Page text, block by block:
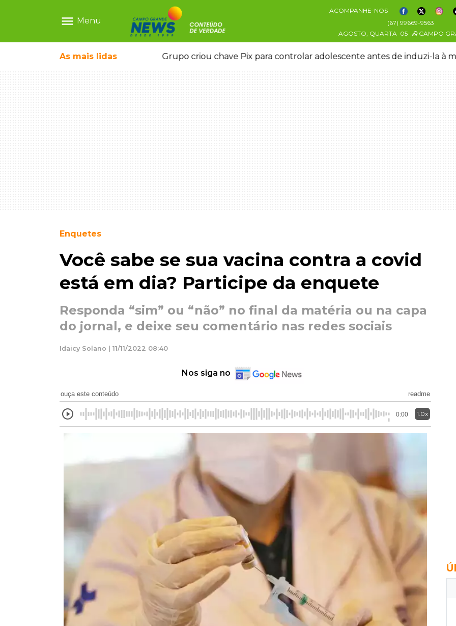
menu Menu
ACOMPANHE-NOS
(67) 99669-9563
AGOSTO, QUARTA 05 CAMPO
As mais lidas
deixou 4 mortos e 8 feridos Grupo criou chave Pix para controlar adolescente antes de induzi-la à
Enquetes
Você sabe se sua vacina contra a covid
está em dia? Participe da enquete
Responda “sim” ou “não” no final da matéria ou na capa
do jornal, e deixe seu comentário nas redes sociais
Idaicy Solano | 11/11/2022 08:40
Nos siga no
ouça este conteúdo readme
0:00 1.0x